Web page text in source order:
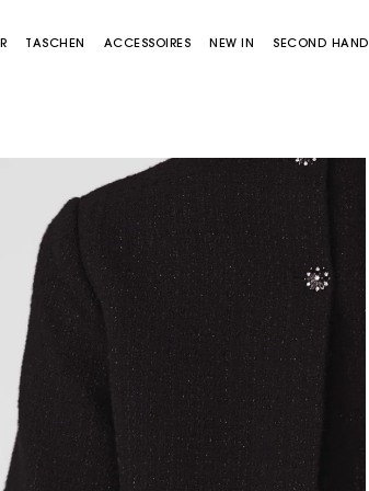
Sold out
TASCHEN
Miss M Tasche Miss M Pouch Tasche
ACCESSOIRES NEW IN SECOND HAND